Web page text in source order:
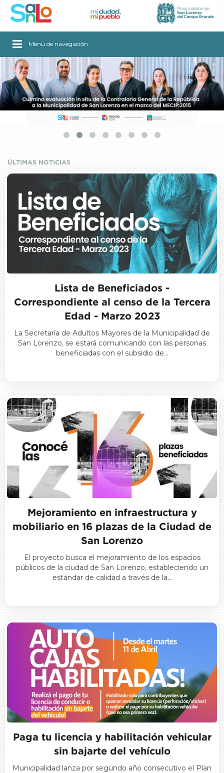
Menú de navegación
ÚLTIMAS NOTICIAS
Lista de Beneficiados -
Correspondiente al censo de la Tercera
Edad - Marzo 2023
La Secretaría de Adultos Mayores de la Municipalidad de
San Lorenzo, se estará comunicando con las personas
beneficiadas con el subsidio de…
Mejoramiento en infraestructura y
mobiliario en 16 plazas de la Ciudad de
San Lorenzo
El proyecto busca el mejoramiento de los espacios
públicos de la ciudad de San Lorenzo, estableciendo un
estándar de calidad a través de la…
Paga tu licencia y habilitación vehicular
sin bajarte del vehículo
Municipalidad lanza por segundo año consecutivo el Plan